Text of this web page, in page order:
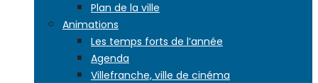
Plan de la ville
Animations
Les temps forts de l’année
Agenda
Villefranche, ville de cinéma